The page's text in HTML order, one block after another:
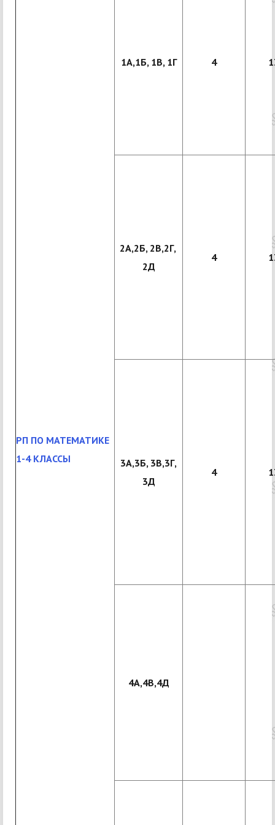
РП ПО МАТЕМАТИКЕ
1-4 КЛАССЫ
1А,1Б, 1В, 1Г 4
2А,2Б, 2В,2Г,
2Д
4
3А,3Б, 3В,3Г,
3Д
4
4А,4В,4Д